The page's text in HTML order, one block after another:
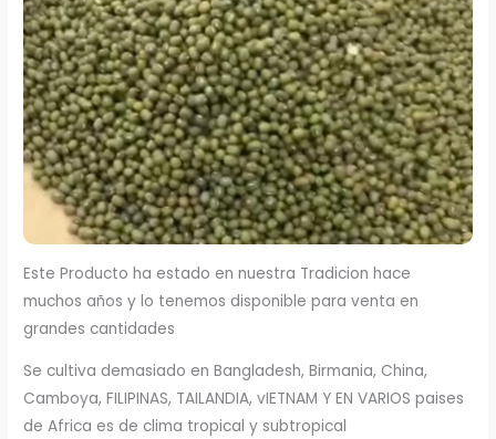
Este Producto ha estado en nuestra Tradicion hace
muchos años y lo tenemos disponible para venta en
grandes cantidades
Se cultiva demasiado en Bangladesh, Birmania, China,
Camboya, FILIPINAS, TAILANDIA, vIETNAM Y EN VARIOS paises
de Africa es de clima tropical y subtropical